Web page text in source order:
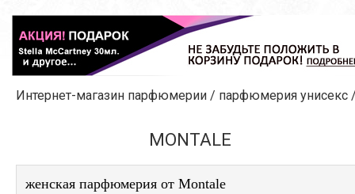
МУЖСКИЕ НАБОРЫ
УНИСЕКС НАБОРЫ
УХОД ЗА ЛИЦОМ
УХОД ЗА ТЕЛОМ
ДЕКОРАТИВНАЯ КОСМЕТИКА
Интернет-магазин парфюмерии / парфюмерия унисекс
MONTALE
женская парфюмерия от Montale